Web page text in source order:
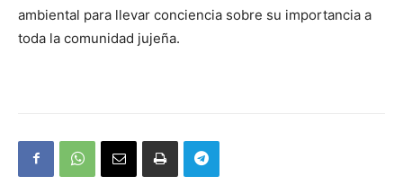
ambiental para llevar conciencia sobre su importancia a
toda la comunidad jujeña.